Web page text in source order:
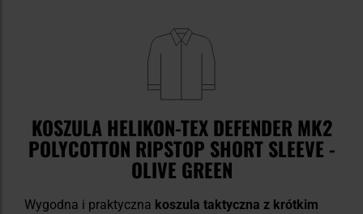
KOSZULA HELIKON-TEX DEFENDER MK2
POLYCOTTON RIPSTOP SHORT SLEEVE -
OLIVE GREEN
Wygodna i praktyczna koszula taktyczna z krótkim